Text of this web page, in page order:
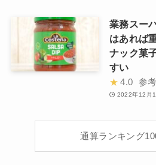
業務スー
はあれば
ナック菓
すい
★ 4.0 参
2022年12月
通算ランキング